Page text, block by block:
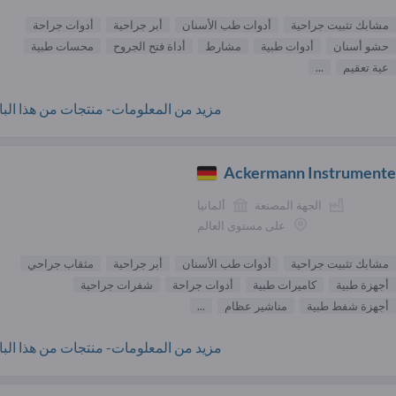
مشابك تثبيت جراحية أدوات طب الأسنان أبر جراحية
أدوات جراحة
حشو أسنان
أدوات طبية مشارط أداة فتح الجروح
محسات طبية
عية تعقيم
...
مزيد من المعلومات- منتجات من هذا
Ackermann
الجهة المصنعة
ألمانيا
على مستوى العالم
مشابك تثبيت جراحية أدوات طب الأسنان أبر جراحية
مثقاب جراحي
أجهزة طبية
كاميرات طبية أدوات جراحة
شفرات جراحية
أجهزة شفط طبية
مناشير عظام ...
مزيد من المعلومات- منتجات من هذا